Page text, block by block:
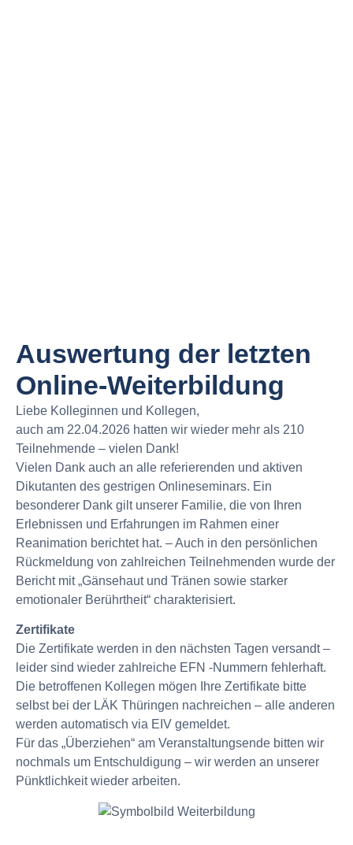
Auswertung der letzten
Online-Weiterbildung
Liebe Kolleginnen und Kollegen,
auch am 22.04.2026 hatten wir wieder mehr als 210
Teilnehmende – vielen Dank!
Vielen Dank auch an alle referierenden und aktiven
Dikutanten des gestrigen Onlineseminars. Ein
besonderer Dank gilt unserer Familie, die von Ihren
Erlebnissen und Erfahrungen im Rahmen einer
Reanimation berichtet hat. – Auch in den persönlichen
Rückmeldung von zahlreichen Teilnehmenden wurde der
Bericht mit „Gänsehaut und Tränen sowie starker
emotionaler Berührtheit“ charakterisiert.
Zertifikate
Die Zertifikate werden in den nächsten Tagen versandt –
leider sind wieder zahlreiche EFN -Nummern fehlerhaft.
Die betroffenen Kollegen mögen Ihre Zertifikate bitte
selbst bei der LÄK Thüringen nachreichen – alle anderen
werden automatisch via EIV gemeldet.
Für das „Überziehen“ am Veranstaltungsende bitten wir
nochmals um Entschuldigung – wir werden an unserer
Pünktlichkeit wieder arbeiten.